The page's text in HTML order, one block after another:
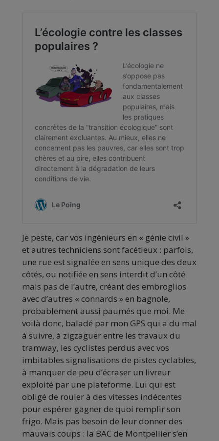
Je peste, car vos ingénieurs en « génie civil »
et autres techniciens sont facétieux : parfois,
une rue est signalée en sens unique des deux
côtés, ou notifiée en sens interdit d’un côté
mais pas de l’autre, créant des embroglios
avec d’autres « connards » en bagnole,
probablement aussi paumés que moi. Me
voilà donc, baladé par mon GPS qui a du mal
à suivre, à zigzaguer entre les travaux du
tramway, les cyclistes perdus avec vos
imbitables signalisations de pistes cyclables,
à manquer de peu d’écraser un livreur
exploité par une plateforme. Lui qui est
obligé de rouler à des vitesses indécentes
pour espérer gagner de quoi remplir son
frigo. Mais pas besoin de leur donner des
mauvais coups : la BAC de Montpellier s’en